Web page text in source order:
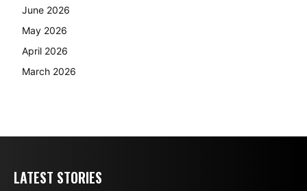
June 2026
May 2026
April 2026
March 2026
LATEST STORIES